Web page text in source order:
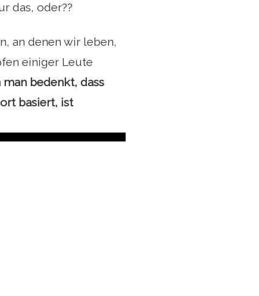
das, oder??
an denen wir leben,
einiger Leute
man bedenkt, dass
basiert, ist